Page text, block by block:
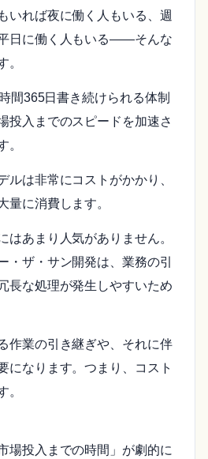
いれば夜に働く人もいる、週
日に働く人もいる――そんな
。
間365日書き続けられる体制
投入までのスピードを加速さ
。
ルは非常にコストがかかり、
量に消費します。
はあまり人気がありません。
・ザ・サン開発は、業務の引
長な処理が発生しやすいため
作業の引き継ぎや、それに伴
になります。つまり、コスト
。
場投入までの時間」が劇的に